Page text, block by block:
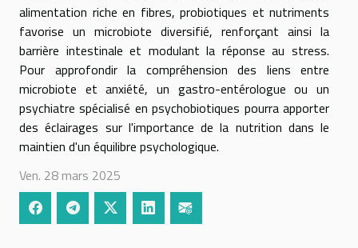
alimentation riche en fibres, probiotiques et nutriments
favorise un microbiote diversifié, renforçant ainsi la
barrière intestinale et modulant la réponse au stress.
Pour approfondir la compréhension des liens entre
microbiote et anxiété, un gastro-entérologue ou un
psychiatre spécialisé en psychobiotiques pourra apporter
des éclairages sur l'importance de la nutrition dans le
maintien d'un équilibre psychologique.
Ven. 28 mars 2025